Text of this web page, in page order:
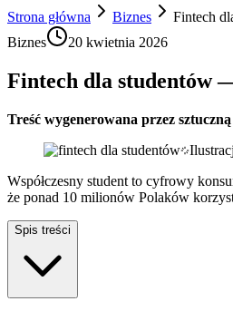
Strona główna
Biznes
Fintech
Biznes
20 kwietnia 2026
Fintech dla studentów
Treść wygenerowana przez
Współczesny student to cyfrowy
że ponad 10 milionów Polaków
Spis treści